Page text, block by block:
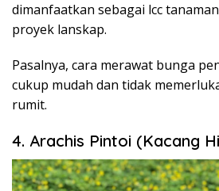
dimanfaatkan sebagai lcc
proyek lanskap.
Pasalnya, cara merawat bunga
cukup mudah dan tidak
rumit.
4. Arachis Pintoi (Kacang